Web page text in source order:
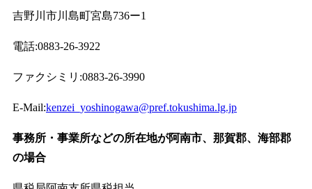
吉野川市川島町宮島736ー1
電話:0883-26-3922
ファクシミリ:0883-26-3990
E-Mail:kenzei_yoshinogawa@pref.tokushima.lg.jp
事務所・事業所などの所在地が阿南市、那賀郡、海部郡
の場合